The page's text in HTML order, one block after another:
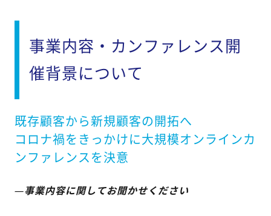
事業内容・カンファレンス開
催背景について
既存顧客から新規顧客の開拓へ
コロナ禍をきっかけに大規模オンラインカ
ンファレンスを決意
—事業内容に関してお聞かせください